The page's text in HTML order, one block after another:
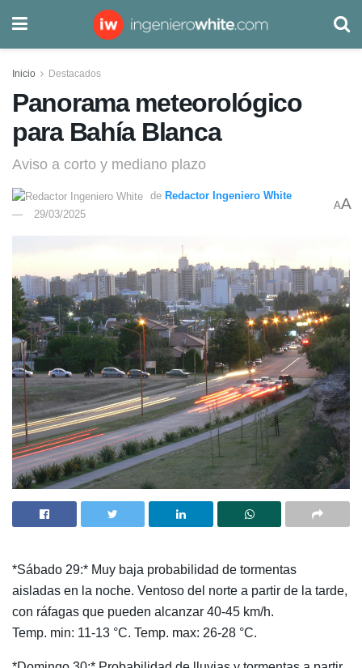
Inicio Destacados
Panorama meteorológico
para Bahía Blanca
Aviso a corto y mediano plazo
de Redactor Ingeniero White
29/03/2025
AA
*Sábado 29:* Muy baja probabilidad de tormentas
aisladas en la noche. Ventoso del norte a partir de la tarde,
con ráfagas que pueden alcanzar 40-45 km/h.
Temp. min: 11-13 °C. Temp. max: 26-28 °C.